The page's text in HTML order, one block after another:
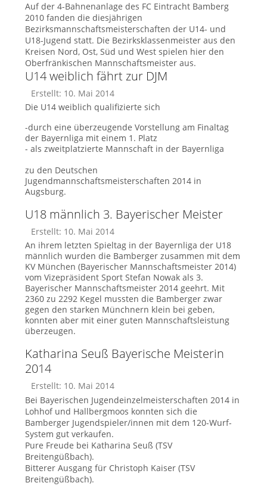
Auf der 4-Bahnenanlage des FC Eintracht Bamberg
2010 fanden die diesjährigen
Bezirksmannschaftsmeisterschaften der U14- und
U18-Jugend statt. Die Bezirksklassenmeister aus den
Kreisen Nord, Ost, Süd und West spielen hier den
Oberfränkischen Mannschaftsmeister aus.
U14 weiblich fährt zur DJM
Erstellt: 10. Mai 2014
Die U14 weiblich qualifizierte sich
-durch eine überzeugende Vorstellung am Finaltag
der Bayernliga mit einem 1. Platz
- als zweitplatzierte Mannschaft in der Bayernliga
zu den Deutschen
Jugendmannschaftsmeisterschaften 2014 in
Augsburg.
U18 männlich 3. Bayerischer Meister
Erstellt: 10. Mai 2014
An ihrem letzten Spieltag in der Bayernliga der U18
männlich wurden die Bamberger zusammen mit dem
KV München (Bayerischer Mannschaftsmeister 2014)
vom Vizepräsident Sport Stefan Nowak als 3.
Bayerischer Mannschaftsmeister 2014 geehrt. Mit
2360 zu 2292 Kegel mussten die Bamberger zwar
gegen den starken Münchnern klein bei geben,
konnten aber mit einer guten Mannschaftsleistung
überzeugen.
Katharina Seuß Bayerische Meisterin
2014
Erstellt: 10. Mai 2014
Bei Bayerischen Jugendeinzelmeisterschaften 2014 in
Lohhof und Hallbergmoos konnten sich die
Bamberger Jugendspieler/innen mit dem 120-Wurf-
System gut verkaufen.
Pure Freude bei Katharina Seuß (TSV
Breitengüßbach).
Bitterer Ausgang für Christoph Kaiser (TSV
Breitengüßbach).